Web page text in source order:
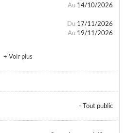
Au 14/10/2026
Du 17/11/2026
Au 19/11/2026
+ Voir plus
- Tout public